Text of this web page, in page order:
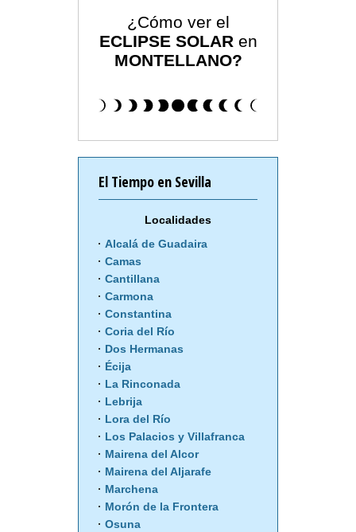
¿Cómo ver el
ECLIPSE SOLAR en
MONTELLANO?
El Tiempo en Sevilla
Localidades
Alcalá de Guadaira
Camas
Cantillana
Carmona
Constantina
Coria del Río
Dos Hermanas
Écija
La Rinconada
Lebrija
Lora del Río
Los Palacios y Villafranca
Mairena del Alcor
Mairena del Aljarafe
Marchena
Morón de la Frontera
Osuna